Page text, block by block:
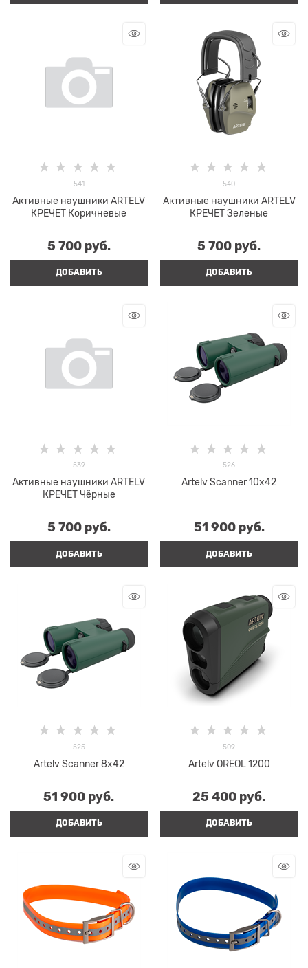
541
Активные наушники ARTELV
КРЕЧЕТ Коричневые
5 700 руб.
ДОБАВИТЬ
540
Активные наушники ARTELV
КРЕЧЕТ Зеленые
5 700 руб.
ДОБАВИТЬ
539
Активные наушники ARTELV
КРЕЧЕТ Чёрные
5 700 руб.
ДОБАВИТЬ
526
Artelv Scanner 10x42
51 900 руб.
ДОБАВИТЬ
525
Artelv Scanner 8x42
51 900 руб.
ДОБАВИТЬ
509
Artelv OREOL 1200
25 400 руб.
ДОБАВИТЬ